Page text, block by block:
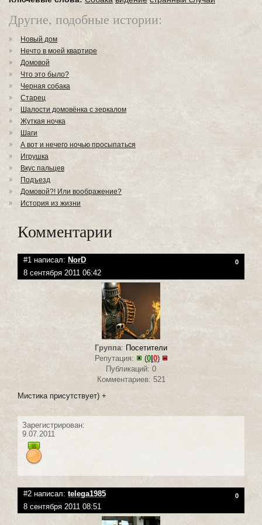
Другие, подобные истории:
Новый дом
Нечто в моей квартире
Домовой
Что это было?
Черная собака
Старец
Шалости домовёнка с зеркалом
Жуткая ночка
Шаги
А вот и нечего ночью просыпаться
Игрушка
Вкус пальцев
Подъезд
Домовой?! Или воображение?
История из жизни
Комментарии
#1 написал: NorD 0
8 сентября 2011 06:42
Группа: Посетители
Репутация:
(0| 0)
Публикаций: 0
Комментариев: 521
Мистика присутствует) +
Зарегистрирован:
9.07.2011
#2 написал: telega1985 0
8 сентября 2011 08:51